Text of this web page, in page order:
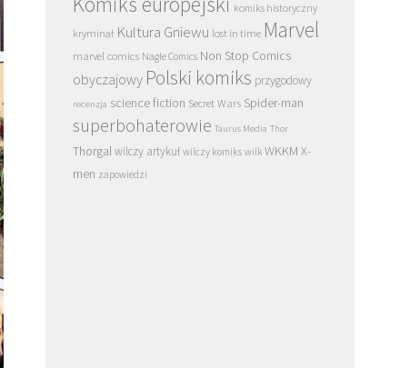
komiks historyczny
kryminał Kultura Gniewu lost in time Marvel
marvel comics Nagle Comics Non Stop Comics
obyczajowy Polski komiks przygodowy
recenzja science fiction Secret Wars Spider-man
superbohaterowie Taurus Media Thor
Thorgalwilczy artykuł wilczy komiks wilk WKKM X-
men zapowiedzi